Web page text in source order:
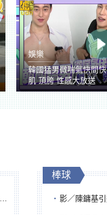
娛樂
韓國猛男微喘氣快問
肌 頂胯 性感大放送
棒球
影／陳鏞基引退